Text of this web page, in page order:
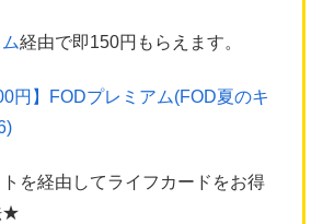
経由で即150円もらえます。
円】FODプレミアム(FOD夏のキ
を経由してライフカードをお得
★